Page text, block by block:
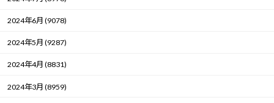
2024年6月 (9078)
2024年5月 (9287)
2024年4月 (8831)
2024年3月 (8959)